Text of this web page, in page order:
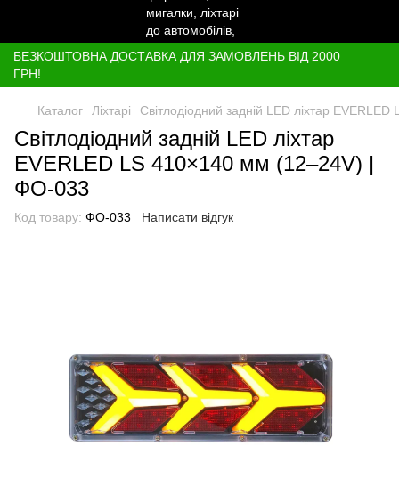
БЕЗКОШТОВНА ДОСТАВКА ДЛЯ ЗАМОВЛЕНЬ ВІД 2000
ГРН!
Каталог Ліхтарі Світлодіодний задній LED ліхтар
Світлодіодний задній LED ліхтар
EVERLED LS 410×140 мм (12–24V) |
ФО-033
Код товару: ФО-033 Написати відгук